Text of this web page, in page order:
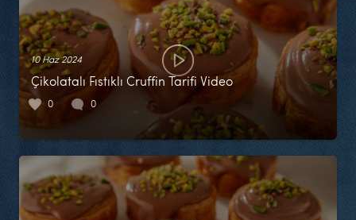
10 Haz 2024
Çikolatalı Fıstıklı Cruffin Tarifi Video
0 0